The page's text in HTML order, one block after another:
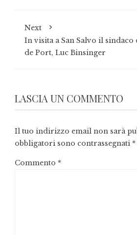
Next
In visita a San Salvo il sindaco
de Port, Luc Binsinger
LASCIA UN COMMENTO
Il tuo indirizzo email non sarà
obbligatori sono contrassegnati *
Commento *